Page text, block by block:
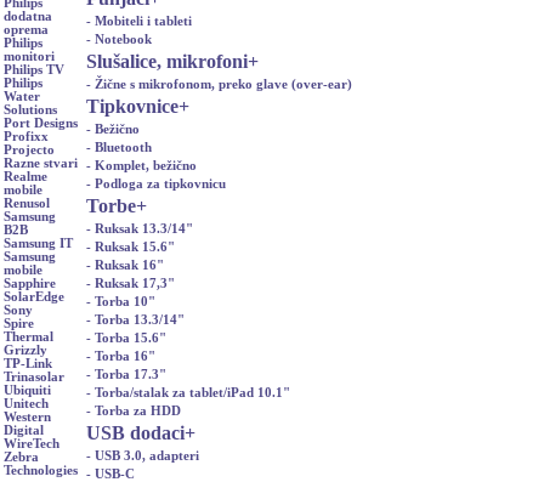
Philips
dodatna
oprema
Philips
monitori
Philips TV
Philips
Water
Solutions
Port Designs
Profixx
Projecto
Razne stvari
Realme
mobile
Renusol
Samsung
B2B
Samsung IT
Samsung
mobile
Sapphire
SolarEdge
Sony
Spire
Thermal
Grizzly
TP-Link
Trinasolar
Ubiquiti
Unitech
Western
Digital
WireTech
Zebra
Technologies
- Mobiteli i tableti
- Notebook
Slušalice, mikrofoni+
- Žične s mikrofonom, preko glave (over-ear)
Tipkovnice+
- Bežično
- Bluetooth
- Komplet, bežično
- Podloga za tipkovnicu
Torbe+
- Ruksak 13.3/14"
- Ruksak 15.6"
- Ruksak 16"
- Ruksak 17,3"
- Torba 10"
- Torba 13.3/14"
- Torba 15.6"
- Torba 16"
- Torba 17.3"
- Torba/stalak za tablet/iPad 10.1"
- Torba za HDD
USB dodaci+
- USB 3.0, adapteri
- USB-C